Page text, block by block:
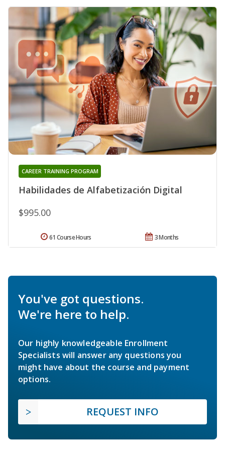
Habilidades de Alfabetización Digital
CAREER TRAINING PROGRAM
$995.00
3 Months
61 Course Hours
You've got questions.
We're here to help.
Our highly knowledgeable Enrollment
Specialists will answer any questions you
might have about the course and payment
options.
REQUEST INFO